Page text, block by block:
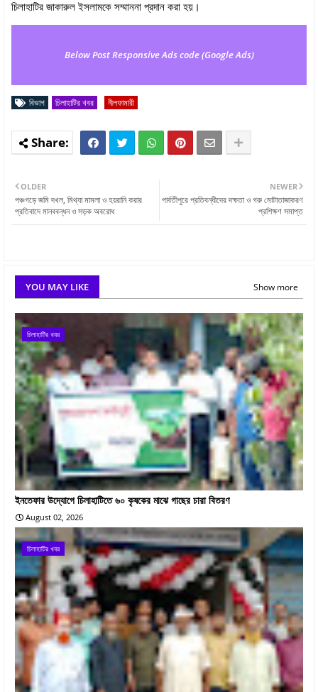
চিলাহাটির জাকারুল ইসলামকে সম্মাননা প্রদান করা হয়।
Below Post Responsive Ads code (Google Ads)
বিভাগ চিলাহাটির খবর নীলফামারী
NEWER
পার্বতীপুরে প্রতিবন্ধীদের দক্ষতা ও গরু মোটাতাজাকরণ
প্রশিক্ষণ সমাপ্ত
OLDER
পঞ্চগড়ে জমি দখল, মিথ্যা মামলা ও হয়রানি করার
প্রতিবাদে মানববন্ধন ও সড়ক অবরোধ
YOU MAY LIKE Show more
চিলাহাটির খবর
ইনতেফার উদ্যোগে চিলাহাটিতে ৬০ কৃষকের মাঝে গাছের চারা বিতরণ
August 02, 2026
চিলাহাটির খবর